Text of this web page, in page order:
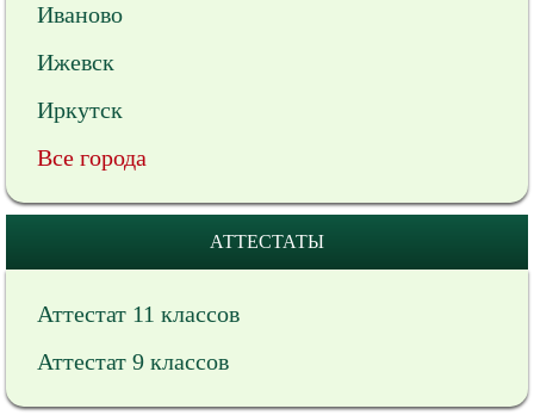
Иваново
Ижевск
Иркутск
Все города
АТТЕСТАТЫ
Аттестат 11 классов
Аттестат 9 классов